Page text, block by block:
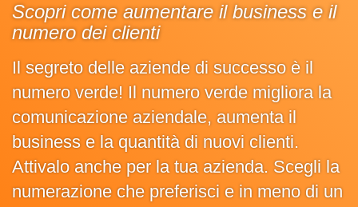
Scopri come aumentare il business e il
numero dei clienti
Il segreto delle aziende di successo è il
numero verde! Il numero verde migliora la
comunicazione aziendale, aumenta il
business e la quantità di nuovi clienti.
Attivalo anche per la tua azienda. Scegli la
numerazione che preferisci e in meno di un